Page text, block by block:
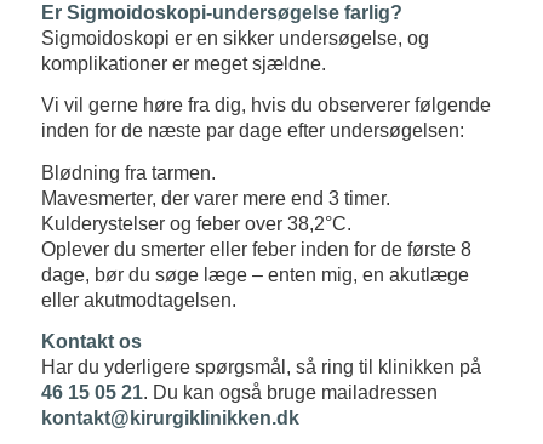
Er Sigmoidoskopi-undersøgelse farlig?
Sigmoidoskopi er en sikker undersøgelse, og
komplikationer er meget sjældne.
Vi vil gerne høre fra dig, hvis du observerer følgende
inden for de næste par dage efter undersøgelsen:
Blødning fra tarmen.
Mavesmerter, der varer mere end 3 timer.
Kulderystelser og feber over 38,2°C.
Oplever du smerter eller feber inden for de første 8
dage, bør du søge læge – enten mig, en akutlæge
eller akutmodtagelsen.
Kontakt os
Har du yderligere spørgsmål, så ring til klinikken på
46 15 05 21. Du kan også bruge mailadressen
kontakt@kirurgiklinikken.dk